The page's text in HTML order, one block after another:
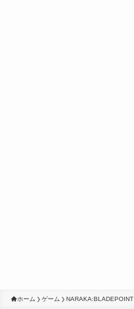
ホーム ゲーム NARAKA:BLADEPOINT